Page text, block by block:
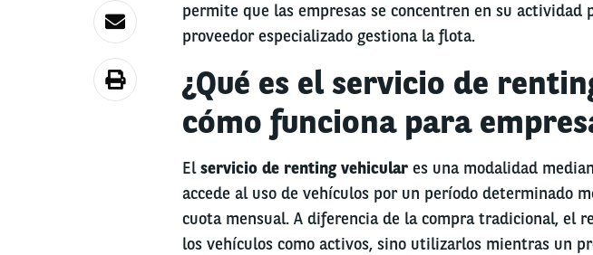
permite que las empresas se concentren en su actividad
proveedor especializado gestiona la flota.
¿Qué es el servicio de
cómo funciona para
Elservicio de renting vehiculares una modalidad
accede al uso de vehículos por un período determinado
cuota mensual. A diferencia de la compra tradicional, el
los vehículos como activos, sino utilizarlos mientras un